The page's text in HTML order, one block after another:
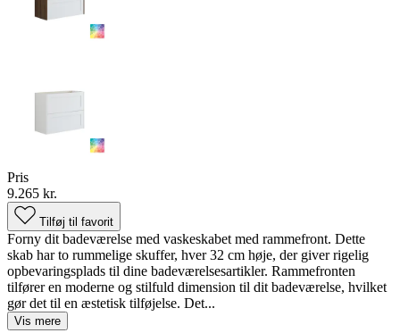
Pris
9.265 kr.
Tilføj til favorit
Forny dit badeværelse med vaskeskabet med rammefront. Dette
skab har to rummelige skuffer, hver 32 cm høje, der giver rigelig
opbevaringsplads til dine badeværelsesartikler. Rammefronten
tilfører en moderne og stilfuld dimension til dit badeværelse, hvilket
gør det til en æstetisk tilføjelse. Det...
Vis mere